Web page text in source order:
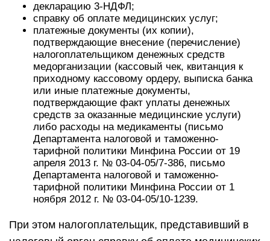
декларацию 3-НДФЛ;
справку об оплате медицинских услуг;
платежные документы (их копии),
подтверждающие внесение (перечисление)
налогоплательщиком денежных средств
медорганизации (кассовый чек, квитанция к
приходному кассовому ордеру, выписка банка
или иные платежные документы,
подтверждающие факт уплаты денежных
средств за оказанные медицинские услуги)
либо расходы на медикаменты (письмо
Департамента налоговой и таможенно-
тарифной политики Минфина России от 19
апреля 2013 г. № 03-04-05/7-386, письмо
Департамента налоговой и таможенно-
тарифной политики Минфина России от 1
ноября 2012 г. № 03-04-05/10-1239.
При этом налогоплательщик, представивший в